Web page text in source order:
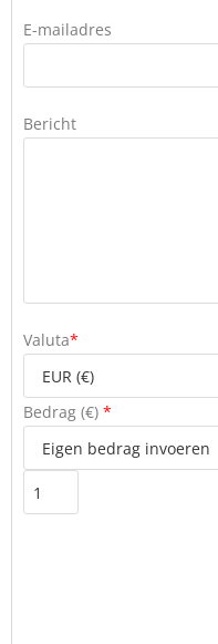
E-mailadres
Bericht
Valuta*
Bedrag (€) *